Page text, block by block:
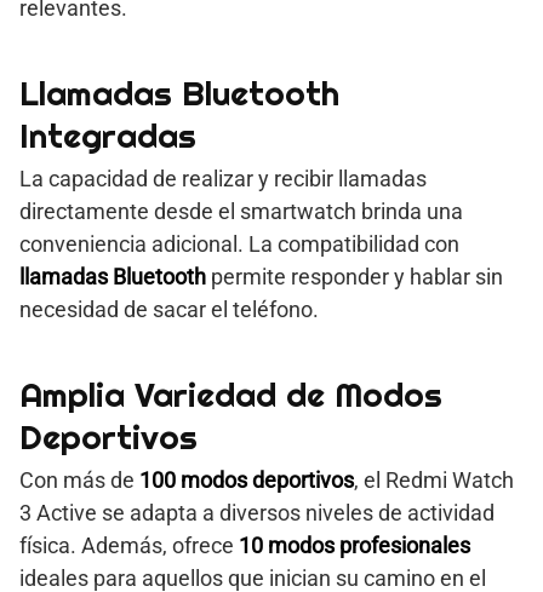
relevantes.
Llamadas Bluetooth
Integradas
La capacidad de realizar y recibir llamadas
directamente desde el smartwatch brinda una
conveniencia adicional. La compatibilidad con
llamadas Bluetooth permite responder y hablar sin
necesidad de sacar el teléfono.
Amplia Variedad de Modos
Deportivos
Con más de 100 modos deportivos, el Redmi Watch
3 Active se adapta a diversos niveles de actividad
física. Además, ofrece 10 modos profesionales
ideales para aquellos que inician su camino en el